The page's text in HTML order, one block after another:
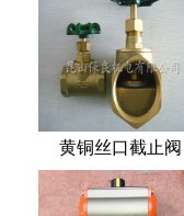
黄铜丝口截止阀